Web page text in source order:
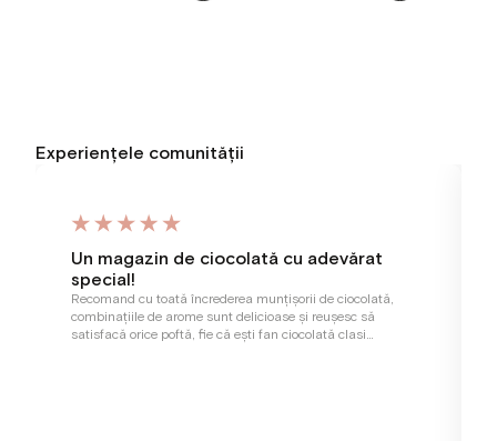
Experiențele comunității
Un magazin de ciocolată cu adevărat
special!
Recomand cu toată încrederea munțișorii de ciocolată,
combinațiile de arome sunt delicioase și reușesc să
satisfacă orice poftă, fie că ești fan ciocolată clasi…